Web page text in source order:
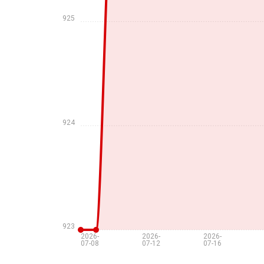
2026-
07-08
2026-
07-12
2026-
07-16
923
924
925